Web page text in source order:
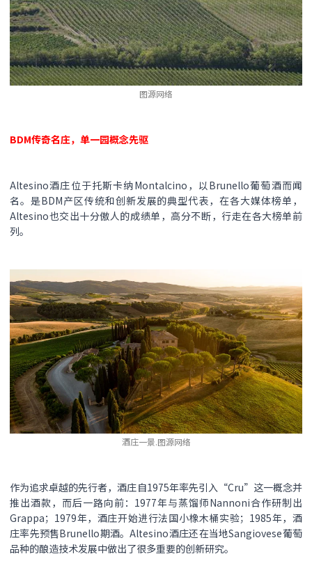
图源网络
BDM传奇名庄，单一园概念先驱
Altesino酒庄位于托斯卡纳Montalcino，以Brunello葡萄酒而闻
名。是BDM产区传统和创新发展的典型代表，在各大媒体榜单，
Altesino也交出十分傲人的成绩单，高分不断，行走在各大榜单前
列。
酒庄一景.图源网络
作为追求卓越的先行者，酒庄自1975年率先引入“Cru”这一概念并
推出酒款，而后一路向前：1977年与蒸馏师Nannoni合作研制出
Grappa；1979年，酒庄开始进行法国小橡木桶实验；1985年，酒
庄率先预售Brunello期酒。Altesino酒庄还在当地Sangiovese葡萄
品种的酿造技术发展中做出了很多重要的创新研究。